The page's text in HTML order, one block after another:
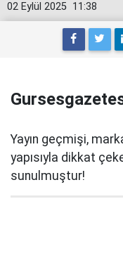
11:38
02 Eylül 2025
Yayın geçmişi,
yapısıyla dikkat
sunulmuştur!